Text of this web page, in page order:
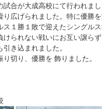
合が大成高校にて行われまし
り広げられました。特に優勝
ス１勝１敗で迎えたシングル
けられない戦いにお互い譲ら
き込まれました。
切り、優勝を 飾りました。